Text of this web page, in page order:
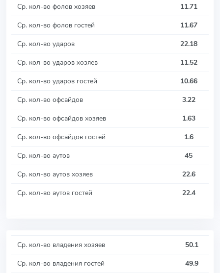
Ср. кол-во фолов хозяев
11.71
Ср. кол-во фолов гостей
11.67
Ср. кол-во ударов
22.18
Ср. кол-во ударов хозяев
11.52
Ср. кол-во ударов гостей
10.66
Ср. кол-во офсайдов
3.22
Ср. кол-во офсайдов хозяев
1.63
Ср. кол-во офсайдов гостей
1.6
Ср. кол-во аутов
45
Ср. кол-во аутов хозяев
22.6
Ср. кол-во аутов гостей
22.4
Ср. кол-во владения хозяев
50.1
Ср. кол-во владения гостей
49.9